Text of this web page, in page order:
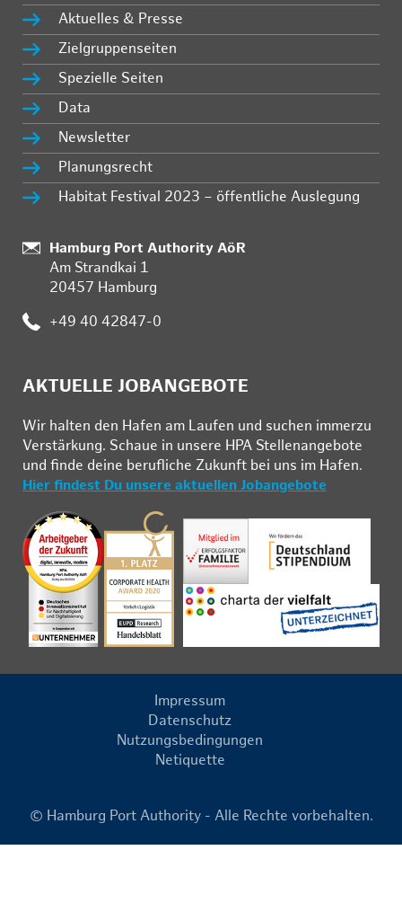
Aktuelles & Presse
Zielgruppenseiten
Spezielle Seiten
Data
Newsletter
Planungsrecht
Habitat Festival 2023 – öffentliche Auslegung
:
Hamburg Port Authority AöR
Am Strandkai 1
20457 Hamburg
: +49 40 42847-0
AKTUELLE JOBANGEBOTE
Wir hal­ten den Ha­fen am Lau­fen und su­chen im­mer­zu
Ver­stär­kung. Schau­e in un­se­re HPA Stel­len­an­ge­bo­te
und fin­de deine be­ruf­li­che Zu­kunft bei uns im Ha­fen.
Hier findest Du unsere aktuellen Jobangebote
Impressum
Datenschutz
Nutzungsbedingungen
Netiquette
© Hamburg Port Authority - Alle Rechte vorbehalten.